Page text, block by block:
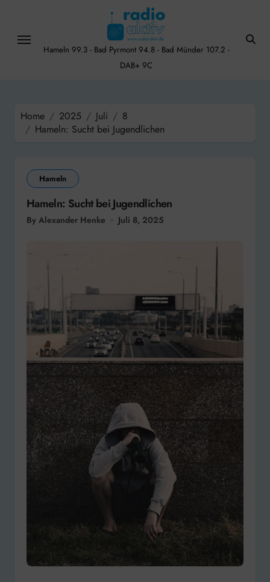
content
Hameln 99.3 - Bad Pyrmont 94.8 - Bad Münder 107.2 -
DAB+ 9C
Home 2025 Juli
8
Hameln: Sucht bei Jugendlichen
Hameln
Hameln: Sucht bei Jugendlichen
By Alexander Henke Juli 8, 2025